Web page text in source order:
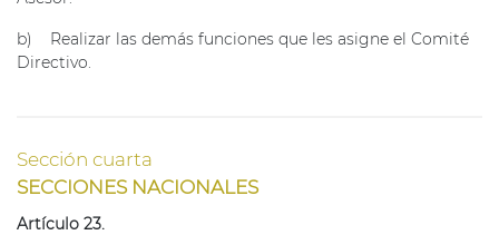
b) Realizar las demás funciones que les asigne el Comité
Directivo.
Sección cuarta
SECCIONES NACIONALES
Artículo 23.